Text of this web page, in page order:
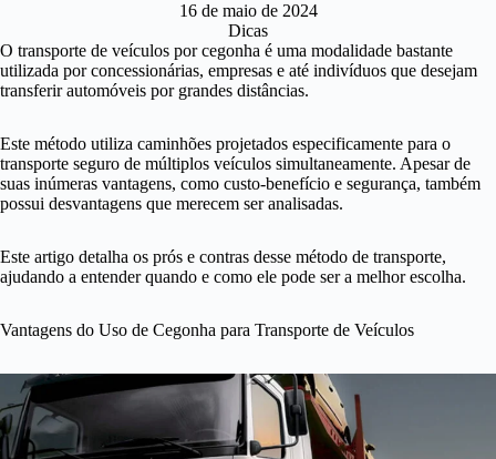
16 de maio de 2024
Dicas
O transporte de veículos por cegonha é uma modalidade bastante
utilizada por concessionárias, empresas e até indivíduos que desejam
transferir automóveis por grandes distâncias.
Este método utiliza caminhões projetados especificamente para o
transporte seguro de múltiplos veículos simultaneamente. Apesar de
suas inúmeras vantagens, como custo-benefício e segurança, também
possui desvantagens que merecem ser analisadas.
Este artigo detalha os prós e contras desse método de transporte,
ajudando a entender quando e como ele pode ser a melhor escolha.
Vantagens do Uso de Cegonha para Transporte de Veículos